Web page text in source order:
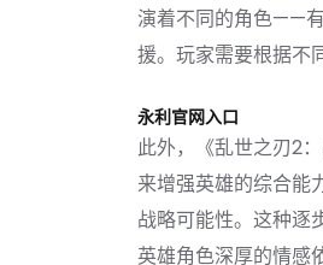
演着不同的角色——
援。玩家需要根据不
永利官网入口
此外，《乱世之刃2
来增强英雄的综合能
战略可能性。这种逐
英雄角色深厚的情感